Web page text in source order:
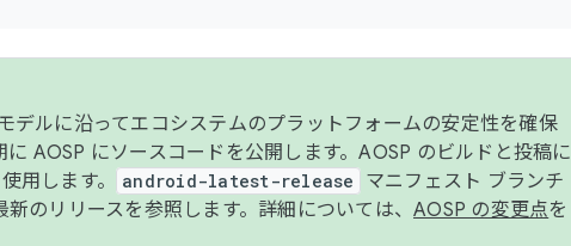
デルに沿ってエコシステムのプラットフォームの安定性を確保
AOSP にソースコードを公開します。AOSP のビルドと投稿に
用します。 android-latest-release
マニフェスト ブランチ
のリリースを参照します。詳細については、 AOSP の変更点を